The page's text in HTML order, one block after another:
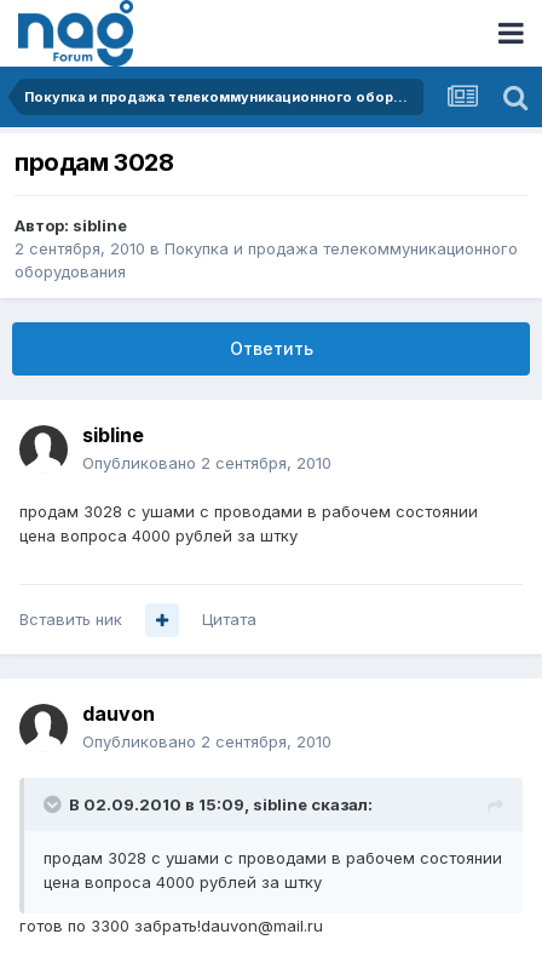
Покупка и продажа телекоммуникационного оборудования
продам 3028
Автор: sibline
2 сентября, 2010 в Покупка и продажа телекоммуникационного
оборудования
Ответить
sibline
Опубликовано 2 сентября, 2010
продам 3028 с ушами с проводами в рабочем состоянии
цена вопроса 4000 рублей за штку
Вставить ник Цитата
dauvon
Опубликовано 2 сентября, 2010
В 02.09.2010 в 15:09, sibline сказал:
продам 3028 с ушами с проводами в рабочем состоянии
цена вопроса 4000 рублей за штку
готов по 3300 забрать!dauvon@mail.ru